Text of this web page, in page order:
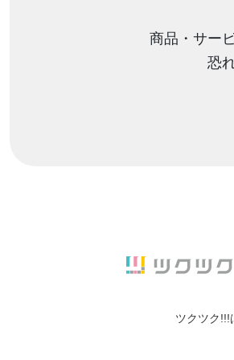
商品・サー
恐
ツクツク!!!